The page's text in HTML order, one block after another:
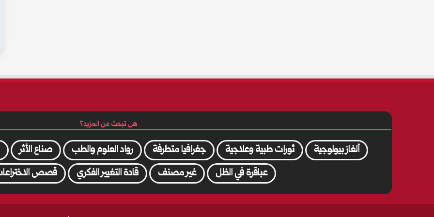
هل تبحث عن المزيد؟
ألغاز بيولوجية ثورات طبية وعلاجية جغرافيا متطرفة رواد العلوم والطب صناع الأثر
عباقرة في الظل
غير مصنف قادة التغيير الفكري قصص